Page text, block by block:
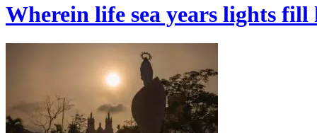
Wherein life sea years lights